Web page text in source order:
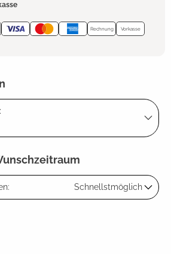
Rechnung Vorkasse
Schnellstmöglich